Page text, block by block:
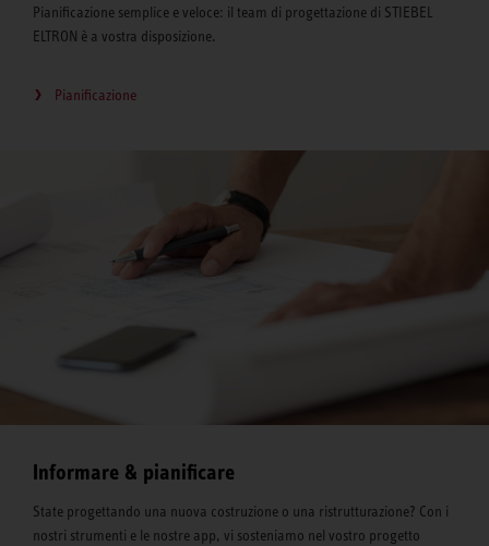
Pianificazione semplice e veloce: il team di progettazione di STIEBEL
ELTRON è a vostra disposizione.
Pianificazione
Informare & pianificare
State progettando una nuova costruzione o una ristrutturazione? Con i
nostri strumenti e le nostre app, vi sosteniamo nel vostro progetto